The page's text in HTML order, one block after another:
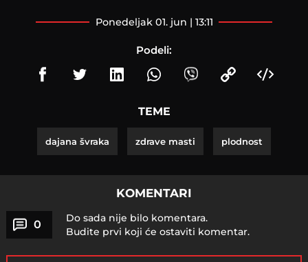
ponedeljak 01. jun | 13:11
Podeli:
TEME
dajana švraka zdrave masti plodnost
KOMENTARI
0
Do sada nije bilo komentara.
Budite prvi koji će ostaviti komentar.